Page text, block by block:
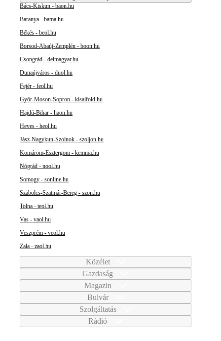
Bács-Kiskun - baon.hu
Baranya - bama.hu
Békés - beol.hu
Borsod-Abaúj-Zemplén - boon.hu
Csongrád - delmagyar.hu
Dunaújváros - duol.hu
Fejér - feol.hu
Győr-Moson-Sopron - kisalfold.hu
Hajdú-Bihar - haon.hu
Heves - heol.hu
Jász-Nagykun-Szolnok - szoljon.hu
Komárom-Esztergom - kemma.hu
Nógrád - nool.hu
Somogy - sonline.hu
Szabolcs-Szatmár-Bereg - szon.hu
Tolna - teol.hu
Vas - vaol.hu
Veszprém - veol.hu
Zala - zaol.hu
Közélet
Gazdaság
Magazin
Bulvár
Szolgáltatás
Rádió